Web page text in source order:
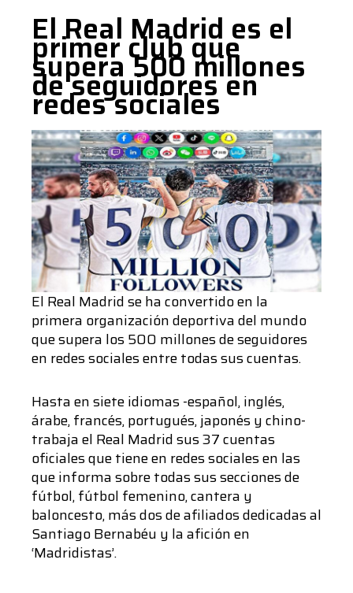
El Real Madrid es el
primer club que
supera 500 millones
de seguidores en
redes sociales
El Real Madrid se ha convertido en la
primera organización deportiva del mundo
que supera los 500 millones de seguidores
en redes sociales entre todas sus cuentas.
Hasta en siete idiomas -español, inglés,
árabe, francés, portugués, japonés y chino-
trabaja el Real Madrid sus 37 cuentas
oficiales que tiene en redes sociales en las
que informa sobre todas sus secciones de
fútbol, fútbol femenino, cantera y
baloncesto, más dos de afiliados dedicadas al
Santiago Bernabéu y la afición en
‘Madridistas’.
seguidores
redes
sociales